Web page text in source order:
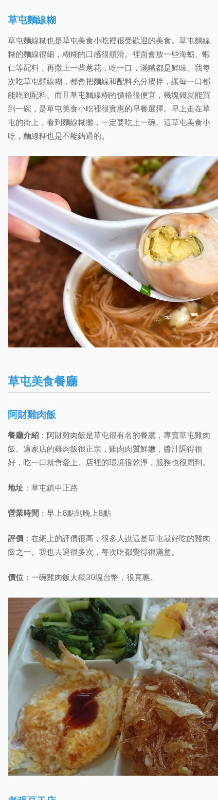
草屯麵線糊
草屯麵線糊也是草屯美食小吃裡很受歡迎的美食。草屯麵線
糊的麵線很細，糊糊的口感很順滑。裡面會放一些海蛎、蝦
仁等配料，再撒上一些蔥花，吃一口，滿嘴都是鮮味。我每
次吃草屯麵線糊，都會把麵線和配料充分攪拌，讓每一口都
能吃到配料。而且草屯麵線糊的價格很便宜，幾塊錢就能買
到一碗，是草屯美食小吃裡很實惠的早餐選擇。早上走在草
屯的街上，看到麵線糊攤，一定要吃上一碗。這草屯美食小
吃，麵線糊也是不能錯過的。
草屯美食餐廳
阿財雞肉飯
餐廳介紹 ：阿財雞肉飯是草屯很有名的餐廳，專賣草屯雞肉
飯。這家店的雞肉飯很正宗，雞肉肉質鮮嫩，醬汁調得很
好，吃一口就會愛上。店裡的環境很乾淨，服務也很周到。
地址 ：草屯鎮中正路
營業時間 ：早上6點到晚上8點
評價 ：在網上的評價很高，很多人說這是草屯最好吃的雞肉
飯之一。我也去過很多次，每次吃都覺得很滿意。
價位 ：一碗雞肉飯大概30塊台幣，很實惠。